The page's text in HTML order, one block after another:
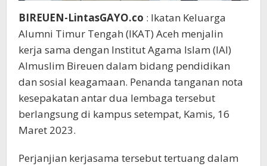
BIREUEN-LintasGAYO.co : Ikatan Keluarga
Alumni Timur Tengah (IKAT) Aceh menjalin
kerja sama dengan Institut Agama Islam (IAI)
Almuslim Bireuen dalam bidang pendidikan
dan sosial keagamaan. Penanda tanganan nota
kesepakatan antar dua lembaga tersebut
berlangsung di kampus setempat, Kamis, 16
Maret 2023.
Perjanjian kerjasama tersebut tertuang dalam